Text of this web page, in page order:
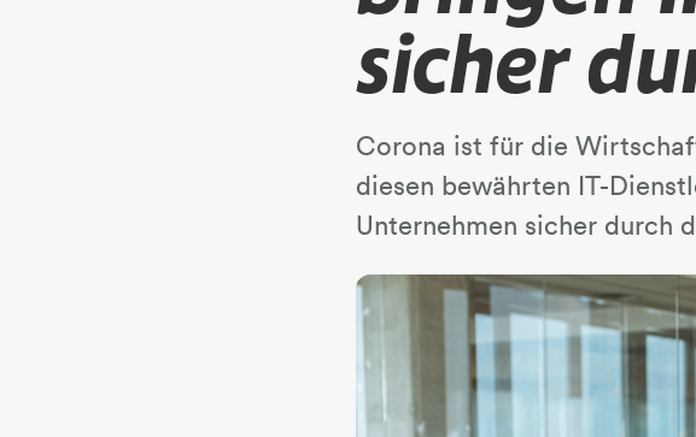
sicher
Corona ist für die
diesen bewährten IT-
Unternehmen sicher durch